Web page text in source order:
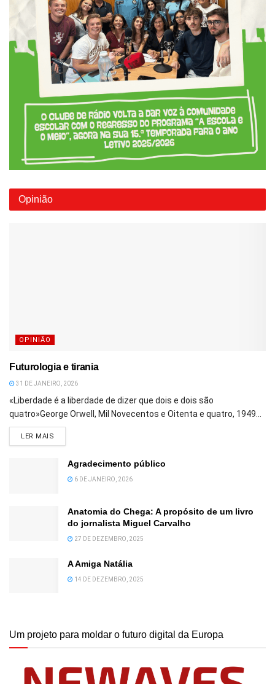
Opinião
OPINIÃO
Futurologia e tirania
31 DE JANEIRO, 2026
«Liberdade é a liberdade de dizer que dois e dois são
quatro»George Orwell, Mil Novecentos e Oitenta e quatro, 1949...
LER MAIS
Agradecimento público
6 DE JANEIRO, 2026
Anatomia do Chega: A propósito de um livro
do jornalista Miguel Carvalho
27 DE DEZEMBRO, 2025
A Amiga Natália
14 DE DEZEMBRO, 2025
Um projeto para moldar o futuro digital da Europa